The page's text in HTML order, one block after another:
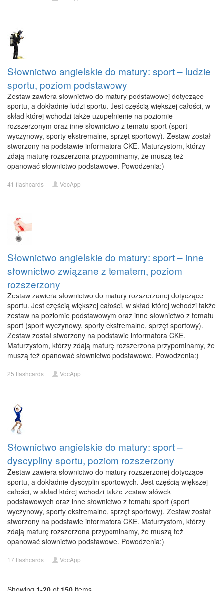
Słownictwo angielskie do matury: sport – ludzie
sportu, poziom podstawowy
Zestaw zawiera słownictwo do matury podstawowej dotyczące
sportu, a dokładnie ludzi sportu. Jest częścią większej całości, w
skład której wchodzi także uzupełnienie na poziomie
rozszerzonym oraz inne słownictwo z tematu sport (sport
wyczynowy, sporty ekstremalne, sprzęt sportowy). Zestaw został
stworzony na podstawie informatora CKE. Maturzystom, którzy
zdają maturę rozszerzona przypominamy, że muszą też
opanować słownictwo podstawowe. Powodzenia:)
41 flashcards VocApp
Słownictwo angielskie do matury: sport – inne
słownictwo związane z tematem, poziom
rozszerzony
Zestaw zawiera słownictwo do matury rozszerzonej dotyczące
sportu. Jest częścią większej całości, w skład której wchodzi także
zestaw na poziomie podstawowym oraz inne słownictwo z tematu
sport (sport wyczynowy, sporty ekstremalne, sprzęt sportowy).
Zestaw został stworzony na podstawie informatora CKE.
Maturzystom, którzy zdają maturę rozszerzona przypominamy, że
muszą też opanować słownictwo podstawowe. Powodzenia:)
25 flashcards VocApp
Słownictwo angielskie do matury: sport –
dyscypliny sportu, poziom rozszerzony
Zestaw zawiera słownictwo do matury rozszerzonej dotyczące
sportu, a dokładnie dyscyplin sportowych. Jest częścią większej
całości, w skład której wchodzi także zestaw słówek
podstawowych oraz inne słownictwo z tematu sport (sport
wyczynowy, sporty ekstremalne, sprzęt sportowy). Zestaw został
stworzony na podstawie informatora CKE. Maturzystom, którzy
zdają maturę rozszerzona przypominamy, że muszą też
opanować słownictwo podstawowe. Powodzenia:)
17 flashcards VocApp
Showing 1-20 of 150 items.